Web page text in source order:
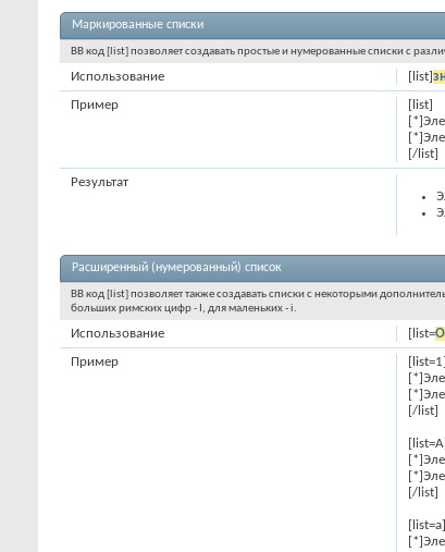
Маркированные списки
BB код [list] позволяет создавать простые и нумерованные списки с
[list]
Использование
[list]
[/list]
Пример
Результат
Расширенный (нумерованный) список
BB код [list] позволяет также создавать списки с некоторыми
больших римских цифр - I, для маленьких - i.
[list=
Использование
[list=1]
[/list]
[list=A]
[/list]
[list=a]
Пример